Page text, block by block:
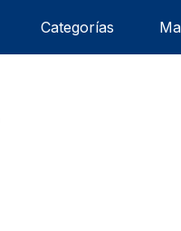
Categorías